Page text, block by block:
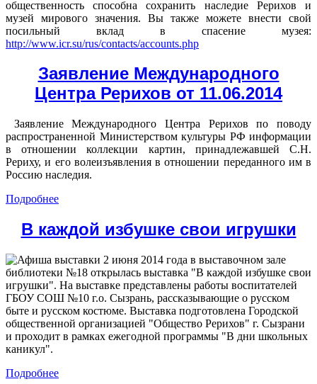
общественность способна сохранить наследие Рерихов и
музей мирового значения. Вы также можете внести свой
посильный вклад в спасение музея:
http://www.icr.su/rus/contacts/accounts.php
Заявление Международного
Центра Рерихов от 11.06.2014
Заявление Международного Центра Рерихов по поводу
распространенной Министерством культуры РФ информации
в отношении коллекции картин, принадлежавшей С.Н.
Рериху, и его волеизъявления в отношении переданного им в
Россию наследия.
Подробнее
В каждой избушке свои игрушки
2 июня 2014 года в выставочном зале
библиотеки №18 открылась выставка "В каждой избушке свои
игрушки". На выставке представлены работы воспитателей
ГБОУ СОШ №10 г.о. Сызрань, рассказывающие о русском
быте и русском костюме. Выставка подготовлена Городской
общественной организацией "Общество Рерихов" г. Сызрани
и проходит в рамках ежегодной программы "В дни школьных
каникул".
Подробнее